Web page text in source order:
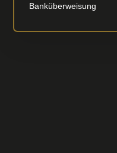
Banküberweisung